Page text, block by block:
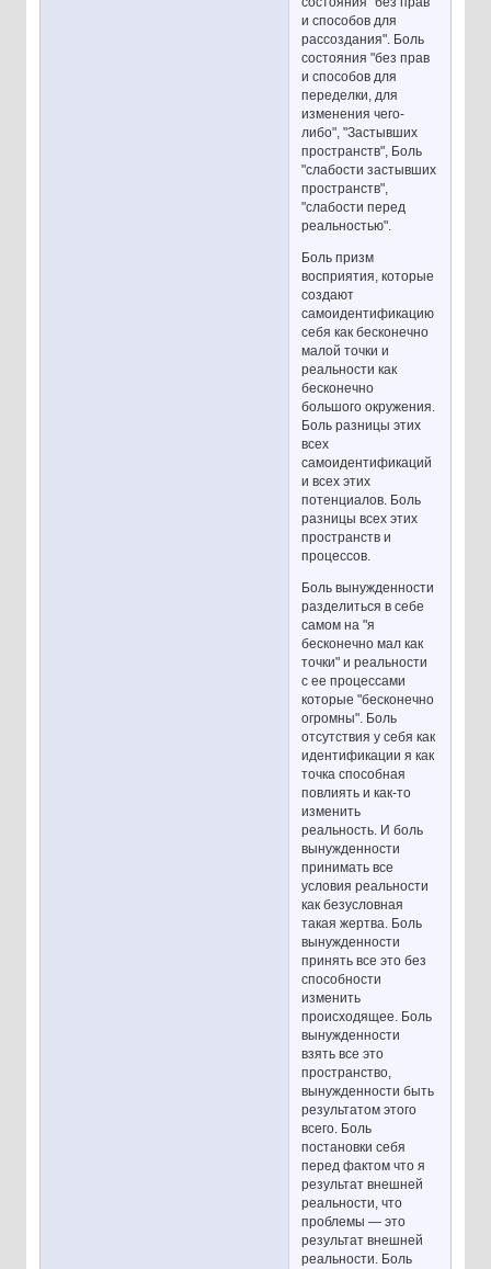
и способов для
рассоздания". Боль
состояния "без прав
и способов для
переделки, для
изменения чего-
либо", "Застывших
пространств", Боль
"слабости застывших
пространств",
"слабости перед
реальностью".
Боль призм
восприятия, которые
создают
самоидентификацию
себя как бесконечно
малой точки и
реальности как
бесконечно
большого окружения.
Боль разницы этих
всех
самоидентификаций
и всех этих
потенциалов. Боль
разницы всех этих
пространств и
процессов.
Боль вынужденности
разделиться в себе
самом на "я
бесконечно мал как
точки" и реальности
с ее процессами
которые "бесконечно
огромны". Боль
отсутствия у себя как
идентификации я как
точка способная
повлиять и как-то
изменить
реальность. И боль
вынужденности
принимать все
условия реальности
как безусловная
такая жертва. Боль
вынужденности
принять все это без
способности
изменить
происходящее. Боль
вынужденности
взять все это
пространство,
вынужденности быть
результатом этого
всего. Боль
постановки себя
перед фактом что я
результат внешней
реальности, что
проблемы — это
результат внешней
реальности. Боль